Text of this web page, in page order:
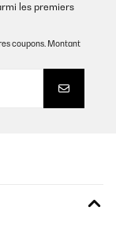
les premiers
coupons. Montant